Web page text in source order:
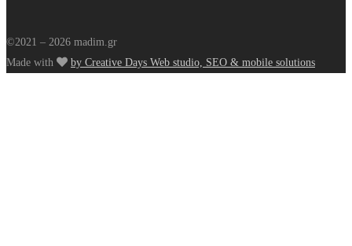
©2021 – 2026 madim.gr
Made with
by Creative Days Web studio, SEO & mobile solutions